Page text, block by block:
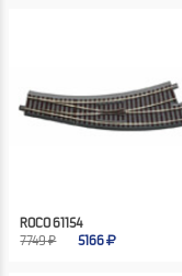
ROCO 61154
7749 ₽
5166